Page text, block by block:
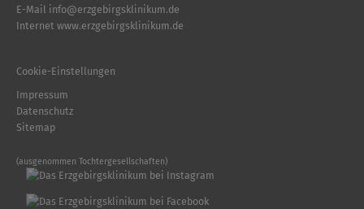
E-Mail info@erzgebirgsklinikum.de
Internet www.erzgebirgsklinikum.de
Cookie-Einstellungen
Impressum
Datenschutz
Sitemap
(ausgenommen Tochtergesellschaften)